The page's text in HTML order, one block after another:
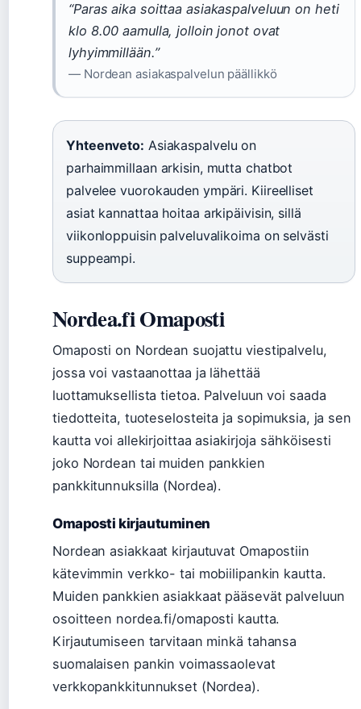
“Paras aika soittaa asiakaspalveluun on heti
klo 8.00 aamulla, jolloin jonot ovat
lyhyimmillään.”
— Nordean asiakaspalvelun päällikkö
Yhteenveto: Asiakaspalvelu on
parhaimmillaan arkisin, mutta chatbot
palvelee vuorokauden ympäri. Kiireelliset
asiat kannattaa hoitaa arkipäivisin, sillä
viikonloppuisin palveluvalikoima on selvästi
suppeampi.
Nordea.fi Omaposti
Omaposti on Nordean suojattu viestipalvelu,
jossa voi vastaanottaa ja lähettää
luottamuksellista tietoa. Palveluun voi saada
tiedotteita, tuoteselosteita ja sopimuksia, ja sen
kautta voi allekirjoittaa asiakirjoja sähköisesti
joko Nordean tai muiden pankkien
pankkitunnuksilla (Nordea).
Omaposti kirjautuminen
Nordean asiakkaat kirjautuvat Omapostiin
kätevimmin verkko- tai mobiilipankin kautta.
Muiden pankkien asiakkaat pääsevät palveluun
osoitteen nordea.fi/omaposti kautta.
Kirjautumiseen tarvitaan minkä tahansa
suomalaisen pankin voimassaolevat
verkkopankkitunnukset (Nordea).